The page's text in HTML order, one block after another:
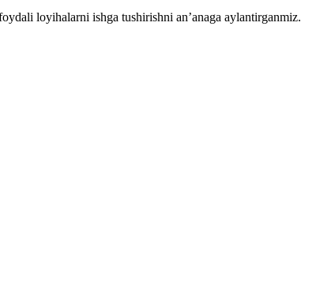
loyihalarni ishga tushirishni an’anaga aylantirganmiz.